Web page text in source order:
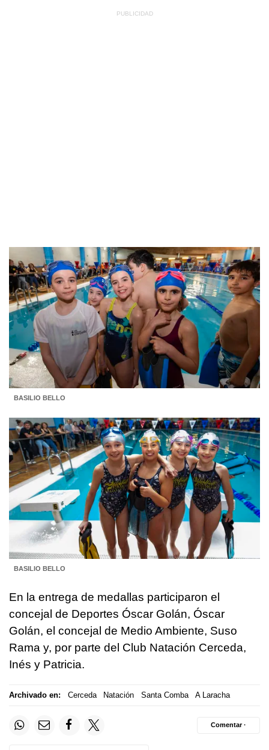
BASILIO BELLO
BASILIO BELLO
En la entrega de medallas participaron el
concejal de Deportes Óscar Golán, Óscar
Golán, el concejal de Medio Ambiente, Suso
Rama y, por parte del Club Natación Cerceda,
Inés y Patricia.
Archivado en: Cerceda Natación Santa Comba A Laracha
Comentar ·